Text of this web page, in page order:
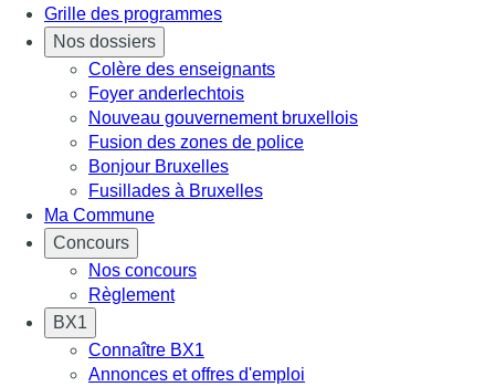
Grille des programmes
Nos dossiers
Colère des enseignants
Foyer anderlechtois
Nouveau gouvernement bruxellois
Fusion des zones de police
Bonjour Bruxelles
Fusillades à Bruxelles
Ma Commune
Concours
Nos concours
Règlement
BX1
Connaître BX1
Annonces et offres d'emploi